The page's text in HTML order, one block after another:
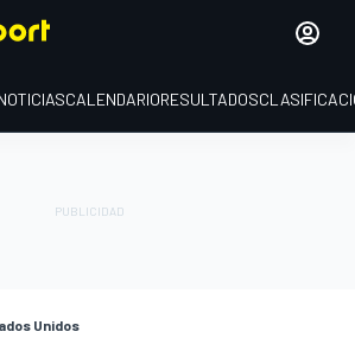
CALENDARIORESULTADOS
Unidos